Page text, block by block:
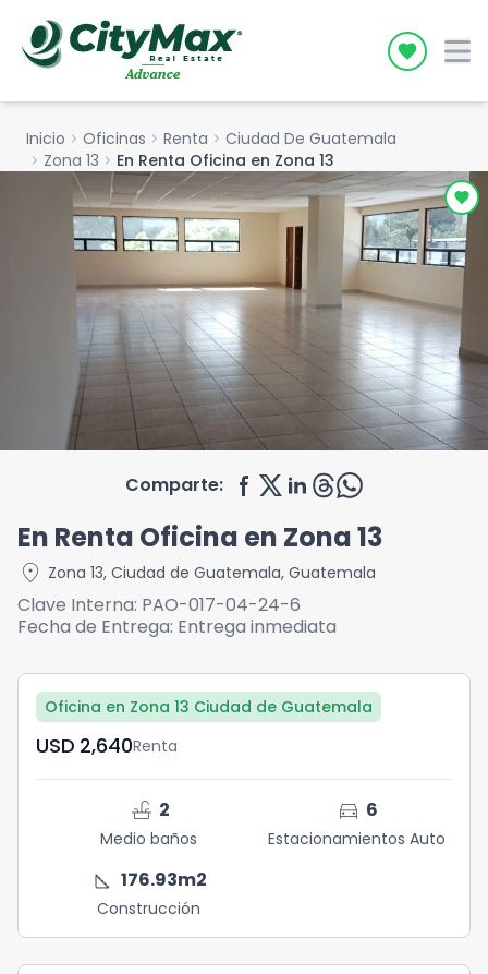
Icon
Inicio chevron_right Oficinas chevron_right Renta chevron_right Ciudad De Guatemala
chevron_right Zona 13 chevron_right En Renta Oficina en Zona 13
Comparte:
En Renta Oficina en Zona 13
location_on Zona 13, Ciudad de Guatemala, Guatemala
Clave Interna: PAO-017-04-24-6
Fecha de Entrega: Entrega inmediata
Oficina en Zona 13 Ciudad de Guatemala
USD	2,640Renta
faucet 2
Medio baños
directions_car 6
Estacionamientos Auto
square_foot 176.93m2
Construcción